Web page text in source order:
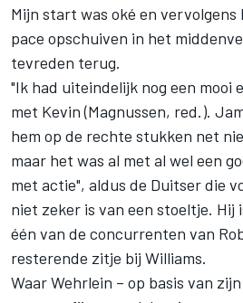
Mijn start was oké en vervolgens
pace opschuiven in het
tevreden terug.
"Ik had uiteindelijk nog een mooi
met Kevin (Magnussen, red.).
hem op de rechte stukken net
maar het was al met al wel een
met actie", aldus de Duitser die
niet zeker is van een stoeltje. Hij
één van de concurrenten van
resterende zitje bij Williams.
Waar Wehrlein – op basis van